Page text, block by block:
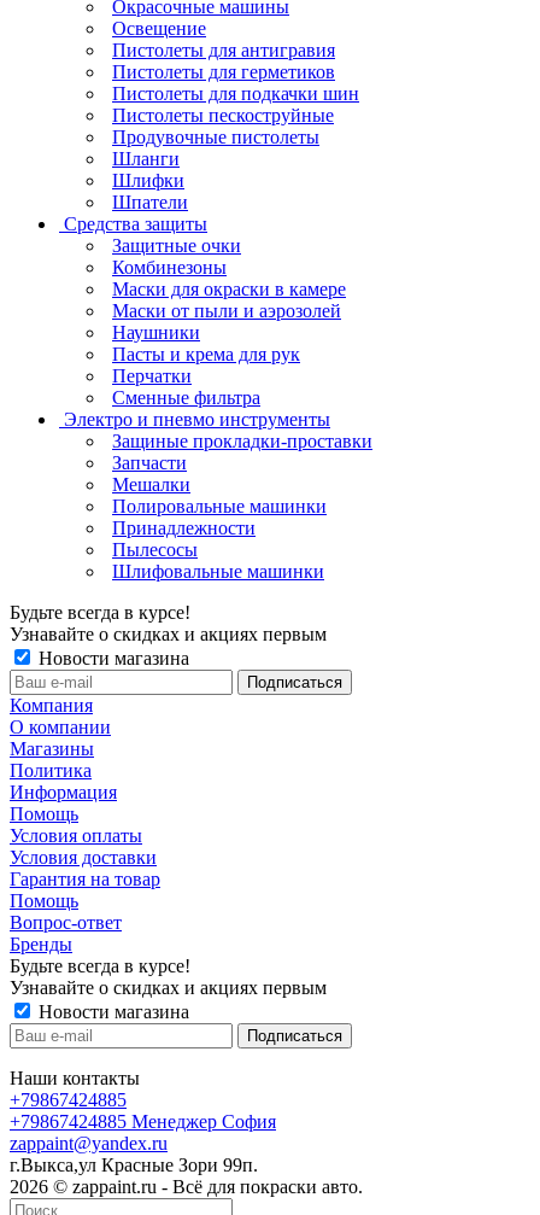
Окрасочные машины
Освещение
Пистолеты для антигравия
Пистолеты для герметиков
Пистолеты для подкачки шин
Пистолеты пескоструйные
Продувочные пистолеты
Шланги
Шлифки
Шпатели
Средства защиты
Защитные очки
Комбинезоны
Маски для окраски в камере
Маски от пыли и аэрозолей
Наушники
Пасты и крема для рук
Перчатки
Сменные фильтра
Электро и пневмо инструменты
Защиные прокладки-проставки
Запчасти
Мешалки
Полировальные машинки
Принадлежности
Пылесосы
Шлифовальные машинки
Будьте всегда в курсе!
Узнавайте о скидках и акциях первым
Новости магазина
Компания
О компании
Магазины
Политика
Информация
Помощь
Условия оплаты
Условия доставки
Гарантия на товар
Помощь
Вопрос-ответ
Бренды
Будьте всегда в курсе!
Узнавайте о скидках и акциях первым
Новости магазина
Наши контакты
+79867424885
+79867424885 Менеджер София
zappaint@yandex.ru
г.Выкса,ул Красные Зори 99п.
2026 © zappaint.ru - Всё для покраски авто.